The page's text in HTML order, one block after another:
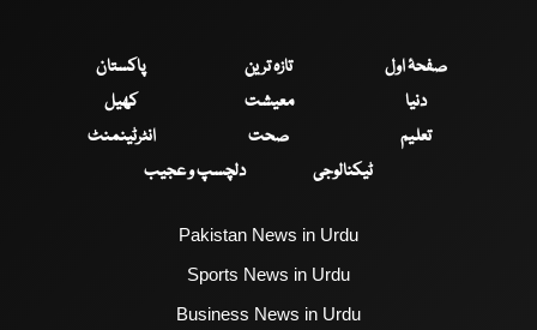
صفحۂ اول تازہ ترین
پاکستان
دنیا
معیشت
کھیل
تعلیم
صحت
انٹرٹینمنٹ
ٹیکنالوجی
دلچسپ و عجیب
Pakistan News in Urdu
Sports News in Urdu
Business News in Urdu